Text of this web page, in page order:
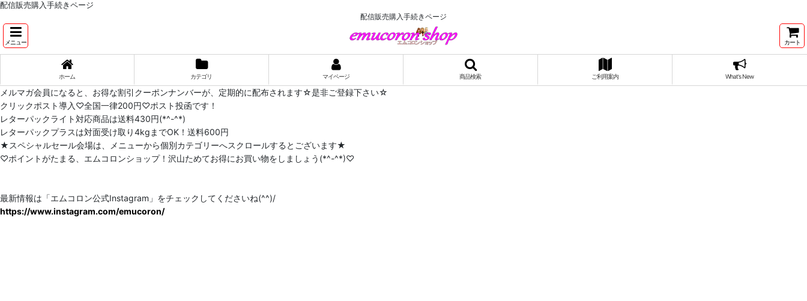
配信販売購入手続きページ
配信販売購入手続きページ
メニュー カート
ホーム カテゴリ マイページ 商品検索 ご利用案内 What's New
メルマガ会員になると、お得な割引クーポンナンバーが、定期的に配布されます☆是非ご登録下さい☆
クリックポスト導入♡全国一律200円♡ポスト投函です！
レターパックライト対応商品は送料430円(*^-^*)
レターパックプラスは対面受け取り4kgまでOK！送料600円
★スペシャルセール会場は、メニューから個別カテゴリーへスクロールするとございます★
♡ポイントがたまる、エムコロンショップ！沢山ためてお得にお買い物をしましょう(*^-^*)♡
最新情報は「エムコロン公式Instagram」をチェックしてくださいね(^^)/
https://www.instagram.com/emucoron/